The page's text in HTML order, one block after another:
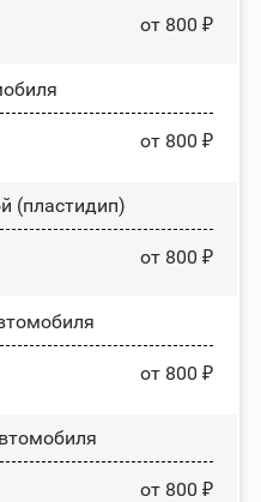
от 800 ₽
от 800 ₽
(пластидип)
от 800 ₽
от 800 ₽
от 800 ₽